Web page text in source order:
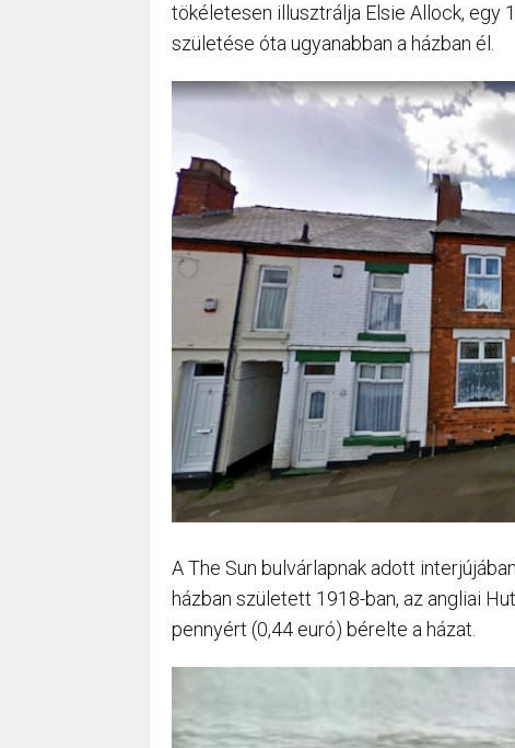
tökéletesen illusztrálja Elsie Allock, egy
születése óta ugyanabban a házban él.
A The Sun bulvárlapnak adott
házban született 1918-ban, az angliai
pennyért (0,44 euró) bérelte a házat.